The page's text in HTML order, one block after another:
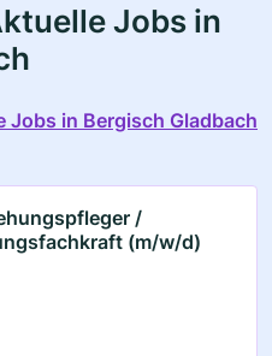
Jobs in
Jobs in Bergisch Gladbach
/
(m/w/d)